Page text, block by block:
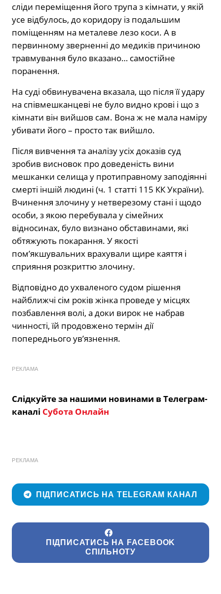
сліди переміщення його трупа з кімнати, у якій
усе відбулось, до коридору із подальшим
поміщенням на металеве лезо коси. А в
первинному зверненні до медиків причиною
травмування було вказано… самостійне
поранення.
На суді обвинувачена вказала, що після її удару
на співмешканцеві не було видно крові і що з
кімнати він вийшов сам. Вона ж не мала наміру
убивати його – просто так вийшло.
Після вивчення та аналізу усіх доказів суд
зробив висновок про доведеність вини
мешканки селища у протиправному заподіянні
смерті іншій людині (ч. 1 статті 115 КК України).
Вчинення злочину у нетверезому стані і щодо
особи, з якою перебувала у сімейних
відносинах, було визнано обставинами, які
обтяжують покарання. У якості
пом’якшувальних врахували щире каяття і
сприяння розкриттю злочину.
Відповідно до ухваленого судом рішення
найближчі сім років жінка проведе у місцях
позбавлення волі, а доки вирок не набрав
чинності, їй продовжено термін дії
попереднього ув’язнення.
РЕКЛАМА
Слідкуйте за нашими новинами в Телеграм-
каналі Субота Онлайн
РЕКЛАМА
ПІДПИСАТИСЬ НА TELEGRAM КАНАЛ
ПІДПИСАТИСЬ НА FACEBOOK
СПІЛЬНОТУ